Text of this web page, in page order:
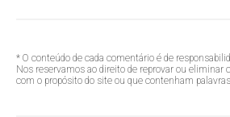
* O conteúdo de cada comentário é de
Nos reservamos ao direito de reprovar ou eliminar
com o propósito do site ou que contenham